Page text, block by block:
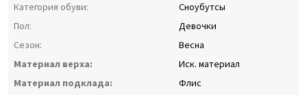
Категория обуви:
Сноубутсы
Пол:
Девочки
Сезон:
Весна
Материал верха:
Иск. материал
Материал подклада:
Флис